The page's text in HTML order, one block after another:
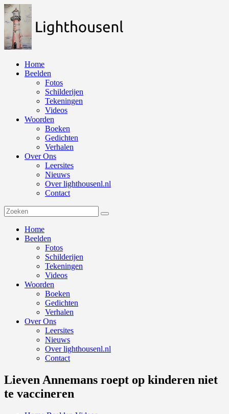
Naar
de
inhoud
springen
Home
Beelden
Fotos
Schilderijen
Tekeningen
Videos
Woorden
Boeken
Gedichten
Verhalen
Over Ons
Leersites
Nieuws
Over lighthousenl.nl
Contact
Home
Beelden
Fotos
Schilderijen
Tekeningen
Videos
Woorden
Boeken
Gedichten
Verhalen
Over Ons
Leersites
Nieuws
Over lighthousenl.nl
Contact
Lieven Annemans roept op kinderen niet
te vaccineren